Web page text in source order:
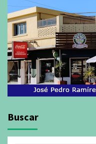
Buscar